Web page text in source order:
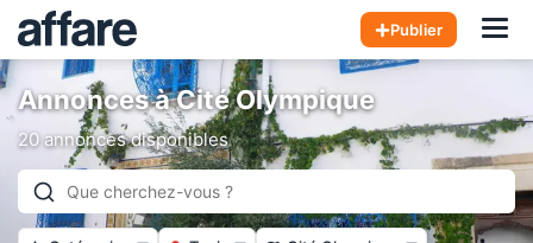
Publier
Annonces à Cité Olympique
20 annonces disponibles